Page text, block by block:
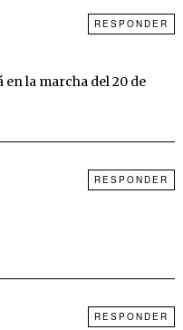
en la marcha del 20 de
RESPONDER
RESPONDER
RESPONDER